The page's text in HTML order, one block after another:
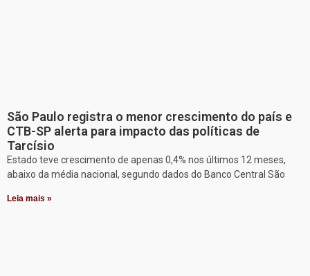
São Paulo registra o menor crescimento do país e
CTB-SP alerta para impacto das políticas de
Tarcísio
Estado teve crescimento de apenas 0,4% nos últimos 12 meses,
abaixo da média nacional, segundo dados do Banco Central São
Leia mais »